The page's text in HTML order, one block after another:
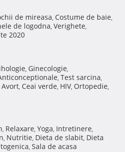
de mireasa, Costume de baie,
de logodna, Verighete,
2020
, Ginecologie,
, Test sarcina,
Avort, Ceai verde, HIV, Ortopedie,
, Relaxare, Yoga, Intretinere,
, Nutritie, Dieta de slabit, Dieta
, Sala de acasa